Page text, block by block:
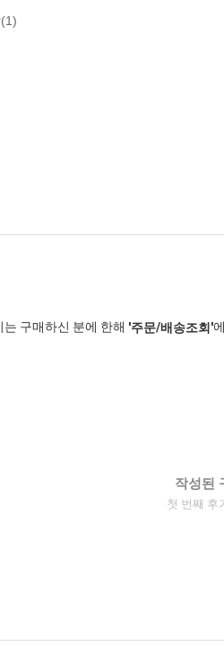
구매하신 분에 한해 '주문/배송조회'
작성된
첫 번째 후